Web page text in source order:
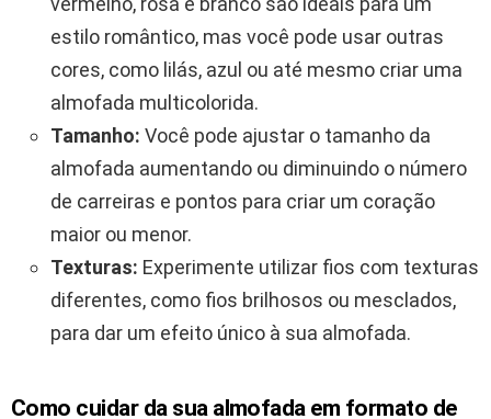
estilo romântico, mas você pode usar outras
cores, como lilás, azul ou até mesmo criar uma
almofada multicolorida.
Tamanho: Você pode ajustar o tamanho da
almofada aumentando ou diminuindo o número
de carreiras e pontos para criar um coração
maior ou menor.
Texturas: Experimente utilizar fios com texturas
diferentes, como fios brilhosos ou mesclados,
para dar um efeito único à sua almofada.
Como cuidar da sua almofada em formato de